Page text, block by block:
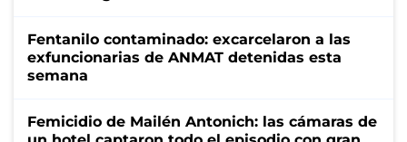
Fentanilo contaminado: excarcelaron a las
exfuncionarias de ANMAT detenidas esta
semana
Femicidio de Mailén Antonich: las cámaras de